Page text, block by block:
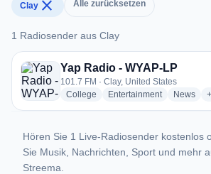
Clay close Alle zurücksetzen
1 Radiosender aus Clay
1 Radiosender aus Clay
Yap Radio - WYAP-LP
101.7 FM · Clay, United States
College radio stations
EntertainmentradioNews
Hören Sie 1 Live-Radiosender kostenlos
Sie Musik, Nachrichten, Sport und mehr
Streema.